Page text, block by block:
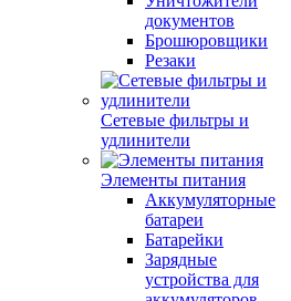
документов
Брошюровщики
Резаки
Сетевые фильтры и
удлинители
Элементы питания
Аккумуляторные
батареи
Батарейки
Зарядные
устройства для